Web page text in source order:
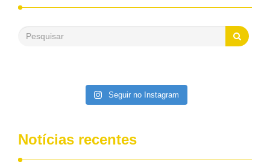
reais, com suas maravilhosas ações, dentre alas, mais de
saneamento básico, em pequenas comunidades rurais.
Patriota disse ainda que, mesmo sem mandato,
Seguir no Instagram
Notícias recentes